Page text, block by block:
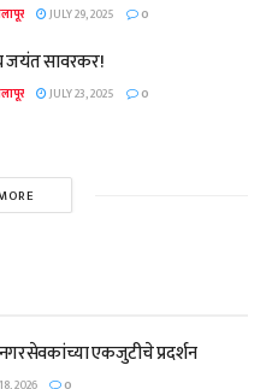
JULY 29, 2025 0
जयंत सावरकर!
JULY 23, 2025 0
एकजुटीचे प्रदर्शन